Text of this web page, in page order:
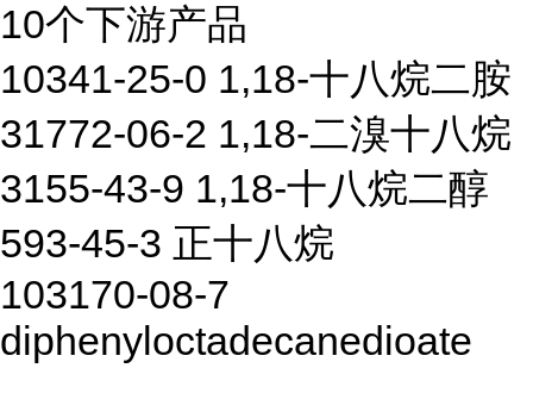
10个下游产品
10341-25-0 1,18-十八烷二胺
31772-06-2 1,18-二溴十八烷
3155-43-9 1,18-十八烷二醇
593-45-3 正十八烷
103170-08-7
diphenyloctadecanedioate